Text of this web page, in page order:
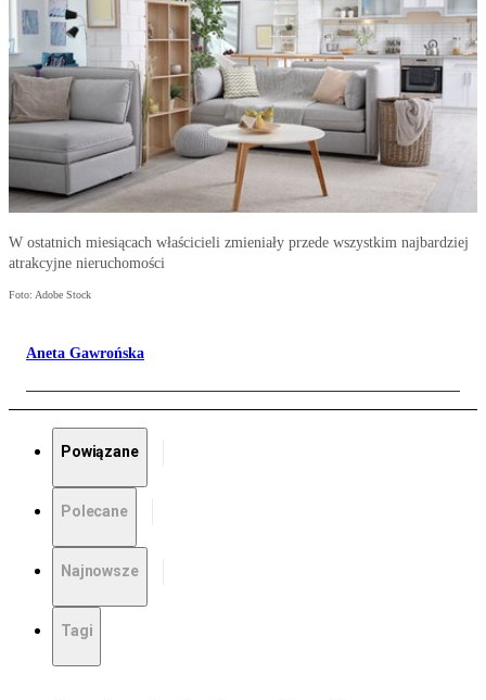
W ostatnich miesiącach właścicieli zmieniały przede wszystkim najbardziej
atrakcyjne nieruchomości
Foto: Adobe Stock
Aneta Gawrońska
Powiązane
Polecane
Najnowsze
Tagi